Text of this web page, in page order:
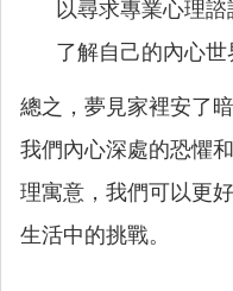
以尋求專業心理
了解自己的內心世
總之，夢見家裡安了
我們內心深處的恐懼
理寓意，我們可以更
生活中的挑戰。